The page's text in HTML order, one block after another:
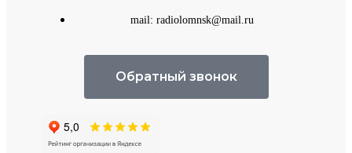
mail: radiolomnsk@mail.ru
Обратный звонок